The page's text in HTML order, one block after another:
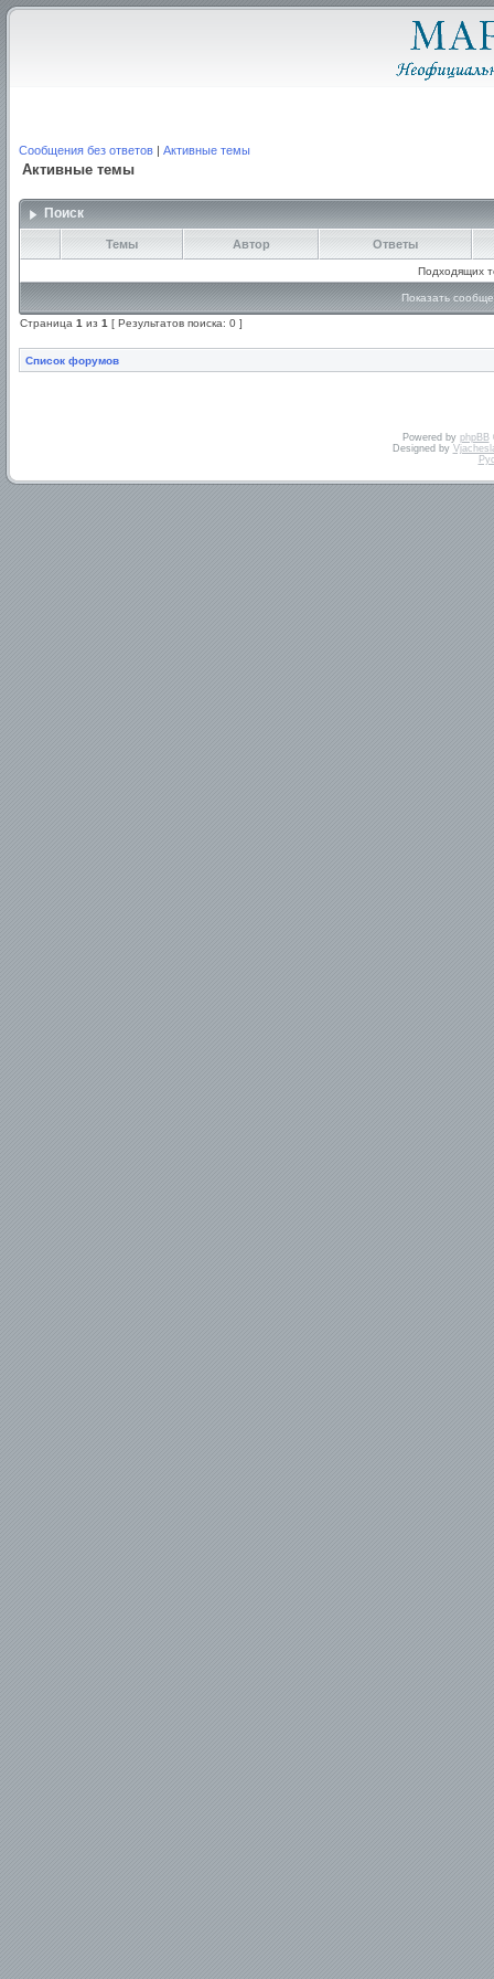
Сообщения без ответов | Активные темы
Активные темы
Поиск
Темы Автор Ответы
Подходящих
Показать
Страница 1 из 1 [ Результатов поиска: 0 ]
Список форумов
Powered by phpBB
Designed by